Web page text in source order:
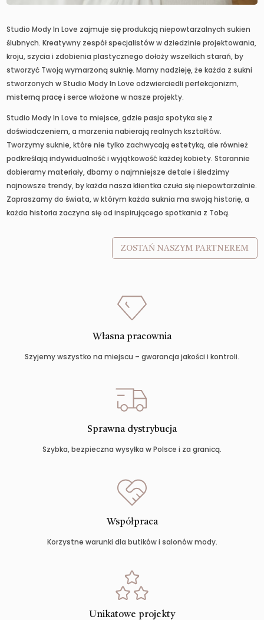
Studio Mody In Love zajmuje się produkcją niepowtarzalnych sukien
ślubnych. Kreatywny zespół specjalistów w dziedzinie projektowania,
kroju, szycia i zdobienia plastycznego dołoży wszelkich starań, by
stworzyć Twoją wymarzoną suknię. Mamy nadzieję, że każda z sukni
stworzonych w Studio Mody In Love odzwierciedli perfekcjonizm,
misterną pracę i serce włożone w nasze projekty.
Studio Mody In Love to miejsce, gdzie pasja spotyka się z
doświadczeniem, a marzenia nabierają realnych kształtów.
Tworzymy suknie, które nie tylko zachwycają estetyką, ale również
podkreślają indywidualność i wyjątkowość każdej kobiety. Starannie
dobieramy materiały, dbamy o najmniejsze detale i śledzimy
najnowsze trendy, by każda nasza klientka czuła się niepowtarzalnie.
Zapraszamy do świata, w którym każda suknia ma swoją historię, a
każda historia zaczyna się od inspirującego spotkania z Tobą.
ZOSTAŃ NASZYM PARTNEREM
Własna pracownia
Szyjemy wszystko na miejscu – gwarancja jakości i kontroli.
Sprawna dystrybucja
Szybka, bezpieczna wysyłka w Polsce i za granicą.
Współpraca
Korzystne warunki dla butików i salonów mody.
Unikatowe projekty